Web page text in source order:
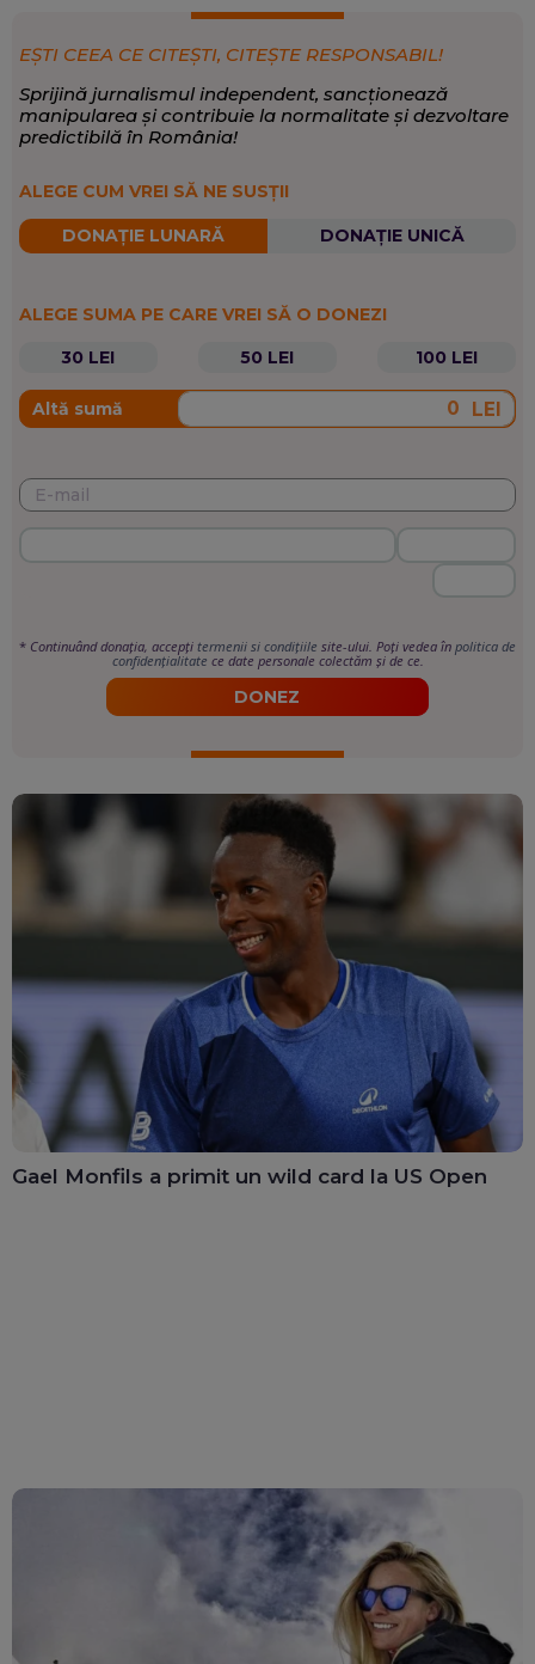
EȘTI CEEA CE CITEȘTI, CITEȘTE RESPONSABIL!
Sprijină jurnalismul independent, sancționează
manipularea și contribuie la normalitate și dezvoltare
predictibilă în România!
ALEGE CUM VREI SĂ NE SUSȚII
DONAȚIE LUNARĂ DONAȚIE UNICĂ
ALEGE SUMA PE CARE VREI SĂ O DONEZI
30 LEI
50 LEI 100 LEI
Altă sumă LEI
* Continuând donația, accepți termenii si condițiile site-ului. Poți vedea în politica de
confidențialitate ce date personale colectăm și de ce.
DONEZ
Gael Monfils a primit un wild card la US Open